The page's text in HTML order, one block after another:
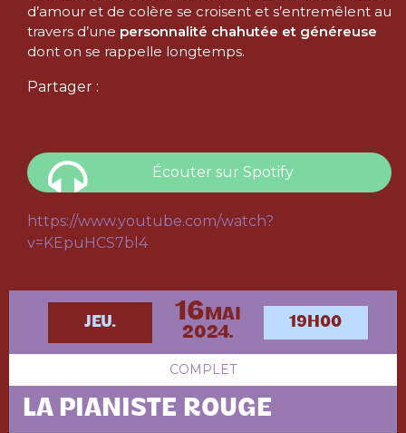
d’amour et de colère se croisent et s’entremêlent au
travers d’une personnalité chahutée et généreuse
dont on se rappelle longtemps.
Partager :
Écouter sur Spotify
https://www.youtube.com/watch?
v=KEpuHCS7bl4
JEU. 16MAI
2024.
19H00
COMPLET
LA PIANISTE ROUGE